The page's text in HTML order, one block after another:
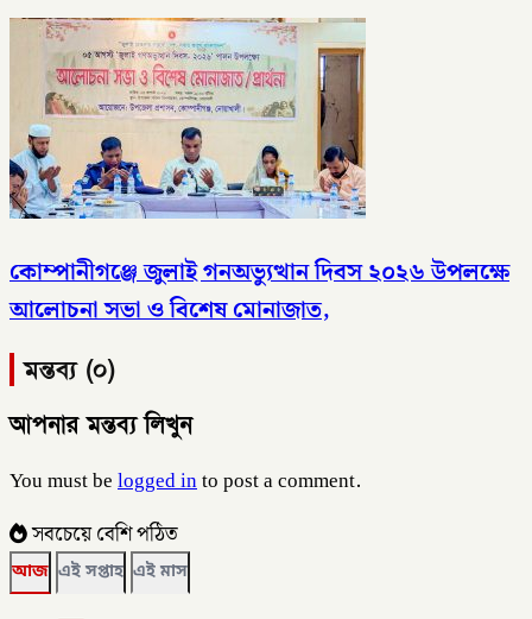
কোম্পানীগঞ্জে জুলাই গনঅভ্যুত্থান দিবস ২০২৬ উপলক্ষে
আলোচনা সভা ও বিশেষ মোনাজাত,
মন্তব্য (০)
আপনার মন্তব্য লিখুন
You must belogged into post a comment.
সবচেয়ে বেশি পঠিত
আজ এই সপ্তাহ এই মাস